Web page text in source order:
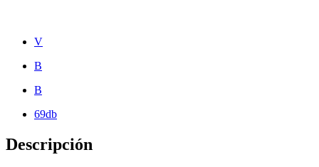
V
B
B
69db
Descripción